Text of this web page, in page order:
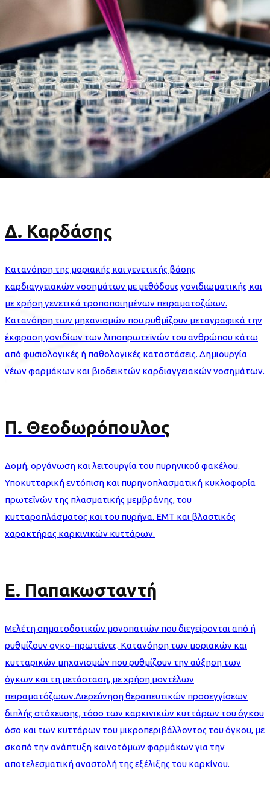
Δ. Καρδάσης
Κατανόηση της μοριακής και γενετικής βάσης
καρδιαγγειακών νοσημάτων με μεθόδους γονιδιωματικής και
με χρήση γενετικά τροποποιημένων πειραματοζώων.
Κατανόηση των μηχανισμών που ρυθμίζουν μεταγραφικά την
έκφραση γονιδίων των λιποπρωτεϊνών του ανθρώπου κάτω
από φυσιολογικές ή παθολογικές καταστάσεις. Δημιουργία
νέων φαρμάκων και βιοδεικτών καρδιαγγειακών νοσημάτων.
Π. Θεοδωρόπουλος
Δομή, οργάνωση και λειτουργία του πυρηνικού φακέλου.
Υποκυτταρική εντόπιση και πυρηνοπλασματική κυκλοφορία
πρωτεϊνών της πλασματικής μεμβράνης, του
κυτταροπλάσματος και του πυρήνα. ΕΜΤ και βλαστικός
χαρακτήρας καρκινικών κυττάρων.
Ε. Παπακωσταντή
Μελέτη σηματοδοτικών μονοπατιών που διεγείρονται από ή
ρυθμίζουν ογκο-πρωτεΐνες. Κατανόηση των μοριακών και
κυτταρικών μηχανισμών που ρυθμίζουν την αύξηση των
όγκων και τη μετάσταση, με χρήση μοντέλων
πειραματόζωων.Διερεύνηση θεραπευτικών προσεγγίσεων
διπλής στόχευσης, τόσο των καρκινικών κυττάρων του όγκου
όσο και των κυττάρων του μικροπεριβάλλοντος του όγκου, με
σκοπό την ανάπτυξη καινοτόμων φαρμάκων για την
αποτελεσματική αναστολή της εξέλιξης του καρκίνου.